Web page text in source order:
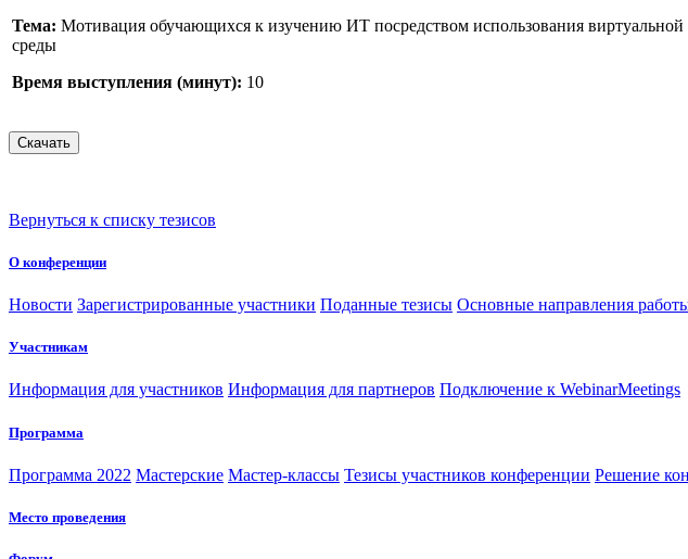
Тема: Мотивация обучающихся к изучению ИТ посредством использования виртуальной
среды
Время выступления (минут): 10
Вернуться к списку тезисов
О конференции
Новости Зарегистрированные участники Поданные тезисы Основные направления
Участникам
Информация для участников Информация для партнеров Подключение к WebinarMeetings
Программа
Программа 2022 Мастерские Мастер-классы Тезисы участников конференции Решение
Место проведения